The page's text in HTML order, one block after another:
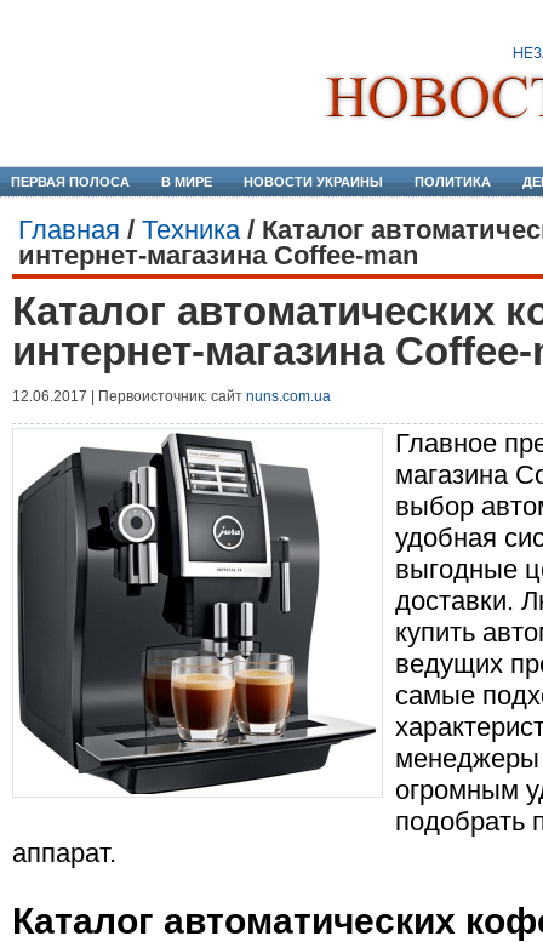
ПЕРВАЯ ПОЛОСА В МИРЕ НОВОСТИ УКРАИНЫ ПОЛИТИКА
Главная / Техника/ Каталог
интернет-магазина Coffee-man
Каталог автоматических
интернет-магазина
12.06.2017 | Первоисточник: сайт nuns.com.ua
Главное
магазина
выбор
удобная
выгодные
доставки.
купить
ведущих
самые
менеджеры
огромным
подобрать
аппарат.
Каталог автоматических